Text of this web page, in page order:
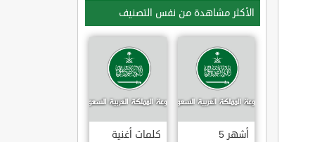
الأكثر مشاهدة من نفس التصنيف
أشهر 5
كلمات أغنية